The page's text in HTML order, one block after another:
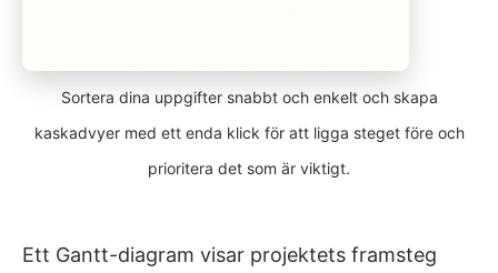
Sortera dina uppgifter snabbt och enkelt och skapa
kaskadvyer med ett enda klick för att ligga steget före och
prioritera det som är viktigt.
Ett Gantt-diagram visar projektets framsteg